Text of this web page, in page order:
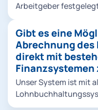
Arbeitgeber
beispielsweise der Fall
eine nachhaltige
umweltfreundliche
Gibt es eine
Abrechnung
direkt mit
Unser System ist mit
Informationen